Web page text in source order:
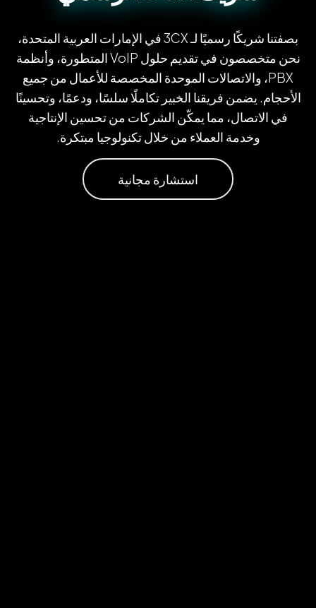
بصفتنا شريكًا رسميًا لـ 3CX في الإمارات العربية المتحدة،
نحن متخصصون في تقديم حلول VoIP المتطورة، وأنظمة
PBX، والاتصالات الموحدة المخصصة للأعمال من جميع
الأحجام. يضمن فريقنا الخبير تكاملًا سلسًا، ودعمًا، وتحسينًا
في الاتصال، مما يمكّن الشركات من تحسين الإنتاجية
وخدمة العملاء من خلال تكنولوجيا مبتكرة.
استشارة مجانية